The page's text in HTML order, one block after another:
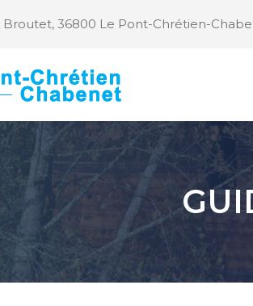
Broutet, 36800 Le Pont-Chrétien-